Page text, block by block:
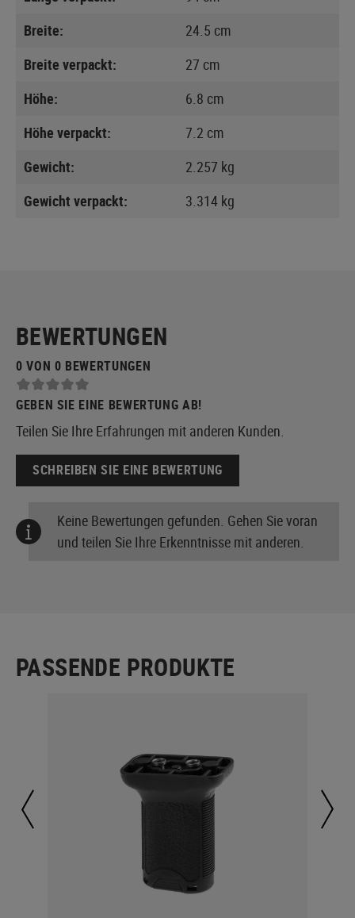
Breite:
24.5 cm
Breite verpackt:
27 cm
Höhe:
6.8 cm
Höhe verpackt:
7.2 cm
Gewicht:
2.257 kg
Gewicht verpackt:
3.314 kg
BEWERTUNGEN
0 VON 0 BEWERTUNGEN
GEBEN SIE EINE BEWERTUNG AB!
Teilen Sie Ihre Erfahrungen mit anderen Kunden.
SCHREIBEN SIE EINE BEWERTUNG
Keine Bewertungen gefunden. Gehen Sie voran
und teilen Sie Ihre Erkenntnisse mit anderen.
PASSENDE PRODUKTE